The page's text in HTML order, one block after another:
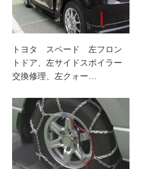
トヨタ スペード 左フロン
トドア、左サイドスポイラー
交換修理、左クォー…